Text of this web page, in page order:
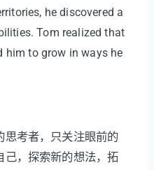
he discovered a
Tom realized that
him to grow in ways he
思考者，只关注眼前的
己，探索新的想法，拓